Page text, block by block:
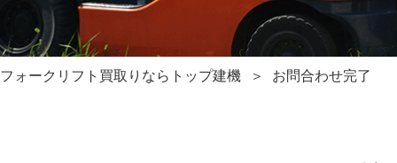
フォークリフト買取りならトップ建機 お問合わせ完了